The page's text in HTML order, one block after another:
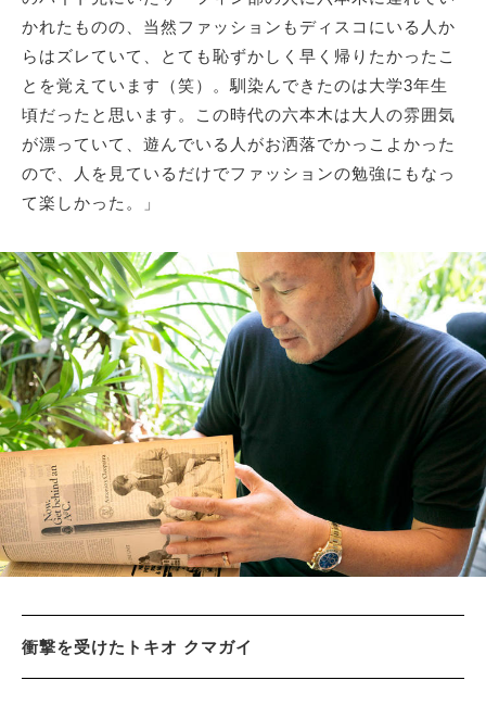
かれたものの、当然ファッションもディスコにいる人か
らはズレていて、とても恥ずかしく早く帰りたかったこ
とを覚えています（笑）。馴染んできたのは大学3年生
頃だったと思います。この時代の六本木は大人の雰囲気
が漂っていて、遊んでいる人がお洒落でかっこよかった
ので、人を見ているだけでファッションの勉強にもなっ
て楽しかった。」
衝撃を受けたトキオ クマガイ